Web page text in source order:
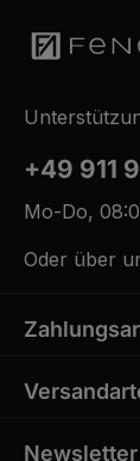
+49 911
Mo-Do,
Oder über
Newsletter